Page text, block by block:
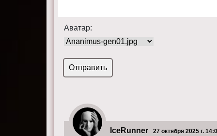
Аватар:
IceRunner 27 октября 2025 г.